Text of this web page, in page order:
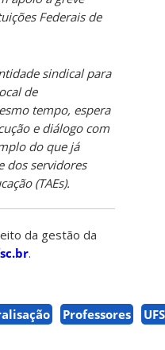
Federais de
sindical para
de
tempo, espera
e diálogo com
do que já
dos servidores
(TAEs).
da gestão da
.
Professores